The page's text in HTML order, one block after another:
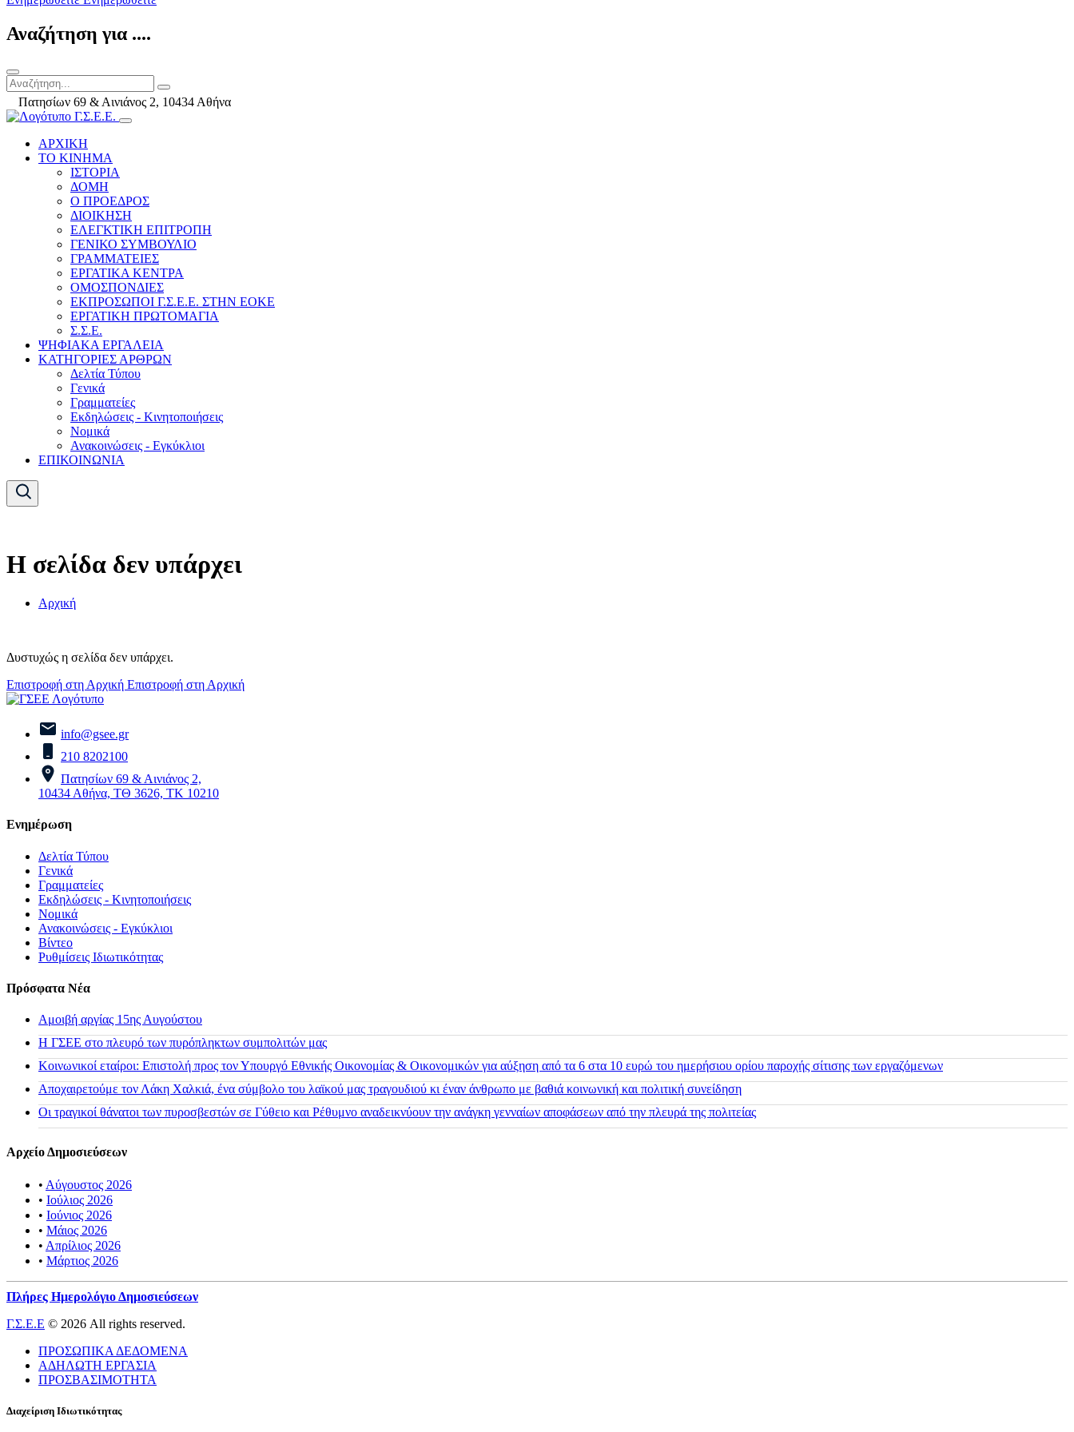
Αναζήτηση για ....
Πατησίων 69 & Αινιάνος 2, 10434 Αθήνα
ΑΡΧΙΚΗ
ΤΟ ΚΙΝΗΜΑ
ΙΣΤΟΡΙΑ
ΔΟΜΗ
Ο ΠΡΟΕΔΡΟΣ
ΔΙΟΙΚΗΣΗ
ΕΛΕΓΚΤΙΚΗ ΕΠΙΤΡΟΠΗ
ΓΕΝΙΚΟ ΣΥΜΒΟΥΛΙΟ
ΓΡΑΜΜΑΤΕΙΕΣ
ΕΡΓΑΤΙΚΑ ΚΕΝΤΡΑ
ΟΜΟΣΠΟΝΔΙΕΣ
ΕΚΠΡΟΣΩΠΟΙ Γ.Σ.Ε.Ε. ΣΤΗΝ ΕΟΚΕ
ΕΡΓΑΤΙΚΗ ΠΡΩΤΟΜΑΓΙΑ
Σ.Σ.Ε.
ΨΗΦΙΑΚΑ ΕΡΓΑΛΕΙΑ
ΚΑΤΗΓΟΡΙΕΣ ΑΡΘΡΩΝ
Δελτία Τύπου
Γενικά
Γραμματείες
Εκδηλώσεις - Κινητοποιήσεις
Νομικά
Ανακοινώσεις - Εγκύκλιοι
ΕΠΙΚΟΙΝΩΝΙΑ
Η σελίδα δεν υπάρχει
Αρχική
Δυστυχώς η σελίδα δεν υπάρχει.
Επιστροφή στη Αρχική Επιστροφή στη Αρχική
info@gsee.gr
210 8202100
Πατησίων 69 & Αινιάνος 2,
10434 Αθήνα, ΤΘ 3626, ΤΚ 10210
Ενημέρωση
Δελτία Τύπου
Γενικά
Γραμματείες
Εκδηλώσεις - Κινητοποιήσεις
Νομικά
Ανακοινώσεις - Εγκύκλιοι
Βίντεο
Ρυθμίσεις Ιδιωτικότητας
Πρόσφατα Νέα
Αμοιβή αργίας 15ης Αυγούστου
H ΓΣΕΕ στο πλευρό των πυρόπληκτων συμπολιτών μας
Κοινωνικοί εταίροι: Επιστολή προς τον Υπουργό Εθνικής Οικονομίας & Οικονομικών για αύξηση από τα 6 στα 10 ευρώ του ημερήσιου ορίου παροχής σίτισης των εργαζόμενων
Αποχαιρετούμε τον Λάκη Χαλκιά, ένα σύμβολο του λαϊκού μας τραγουδιού κι έναν άνθρωπο με βαθιά κοινωνική και πολιτική συνείδηση
Οι τραγικοί θάνατοι των πυροσβεστών σε Γύθειο και Ρέθυμνο αναδεικνύουν την ανάγκη γενναίων αποφάσεων από την πλευρά της πολιτείας
Αρχείο Δημοσιεύσεων
• Αύγουστος 2026
• Ιούλιος 2026
• Ιούνιος 2026
• Μάιος 2026
• Απρίλιος 2026
• Μάρτιος 2026
Πλήρες Ημερολόγιο Δημοσιεύσεων
Γ.Σ.Ε.Ε © 2026 All rights reserved.
ΠΡΟΣΩΠΙΚΑ ΔΕΔΟΜΕΝΑ
ΑΔΗΛΩΤΗ ΕΡΓΑΣΙΑ
ΠΡΟΣΒΑΣΙΜΟΤΗΤΑ
Διαχείριση Ιδιωτικότητας